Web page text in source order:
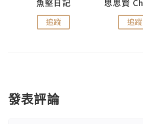
魚堅日記
追蹤 追蹤
發表評論